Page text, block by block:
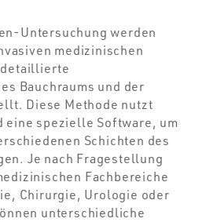
Untersuchung werden
medizinischen
Bauchraums und der
Diese Methode nutzt
eine spezielle Software, um
Schichten des
Je nach Fragestellung
Fachbereiche
Chirurgie, Urologie oder
unterschiedliche